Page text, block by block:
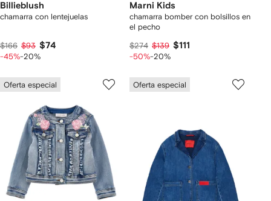
Billieblush
chamarra con lentejuelas
$166 $93 $74
-45%-20%
Marni Kids
chamarra bomber con bolsillos en
el pecho
$274 $139 $111
-50%-20%
Oferta especial Oferta especial